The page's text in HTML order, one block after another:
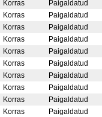
Korras
Paigaldatud
Korras
Paigaldatud
Korras
Paigaldatud
Korras
Paigaldatud
Korras
Paigaldatud
Korras
Paigaldatud
Korras
Paigaldatud
Korras
Paigaldatud
Korras
Paigaldatud
Korras Paigaldatud